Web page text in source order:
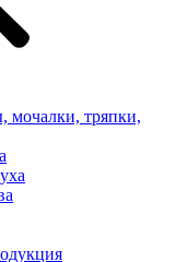
мочалки, тряпки,